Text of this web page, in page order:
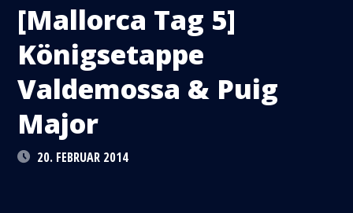
[Mallorca Tag 5]
Königsetappe
Valdemossa & Puig
Major
20. FEBRUAR 2014